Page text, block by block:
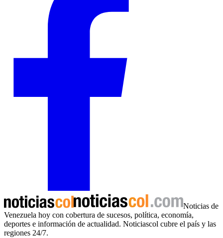
Noticias de
Venezuela hoy con cobertura de sucesos, política, economía,
deportes e información de actualidad. Noticiascol cubre el país y las
regiones 24/7.